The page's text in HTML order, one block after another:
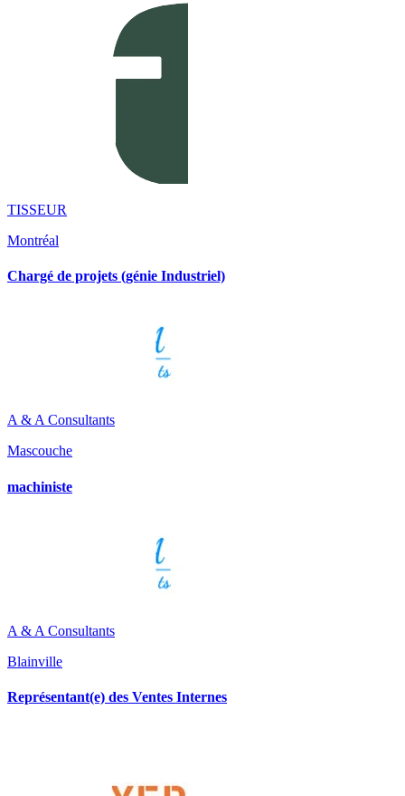
TISSEUR
Montréal
Chargé de projets (génie Industriel)
A & A Consultants
Mascouche
machiniste
A & A Consultants
Blainville
Représentant(e) des Ventes Internes